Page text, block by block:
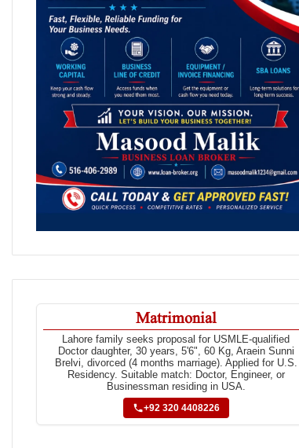
Matrimonial
Lahore family seeks proposal for USMLE-qualified
Doctor daughter, 30 years, 5'6", 60 Kg, Araein Sunni
Brelvi, divorced (4 months marriage). Applied for U.S.
Residency. Suitable match: Doctor, Engineer, or
Businessman residing in USA.
+92 320 4408226